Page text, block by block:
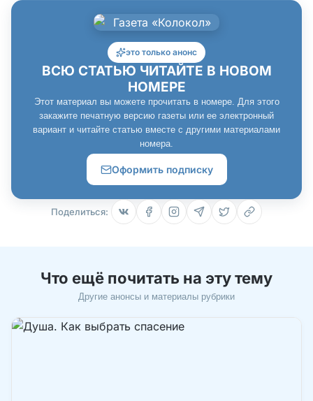
это только анонс
ВСЮ СТАТЬЮ ЧИТАЙТЕ В НОВОМ
НОМЕРЕ
Этот материал вы можете прочитать в номере. Для этого
закажите печатную версию газеты или ее электронный
вариант и читайте статью вместе с другими материалами
номера.
Оформить подписку
Поделиться:
Что ещё почитать на эту тему
Другие анонсы и материалы рубрики